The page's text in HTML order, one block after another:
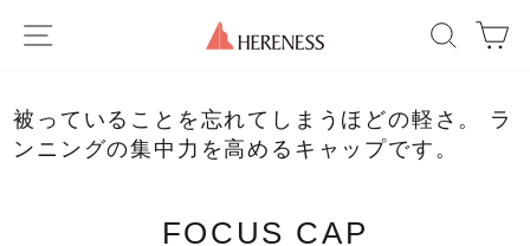
SITE NAVIGATION
被っていることを忘れてしまうほどの軽さ。 ラ
ンニングの集中力を高めるキャップです。
FOCUS CAP